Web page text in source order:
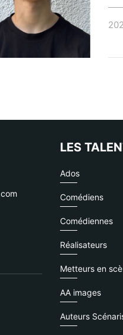
LES
Ados
Comédiens
Comédiennes
Réalisateurs
Metteurs en
AA images
Auteurs